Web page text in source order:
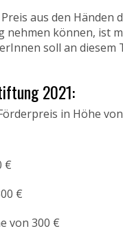
aus den Händen
können, ist
soll an diesem
2021:
in Höhe
€
€
von 300 €